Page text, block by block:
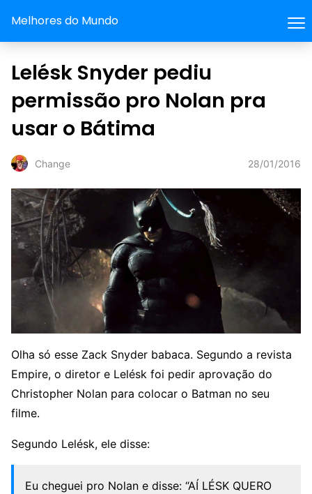
Melhores do Mundo
Lelésk Snyder pediu
permissão pro Nolan pra
usar o Bátima
Change 28/01/2016
Olha só esse Zack Snyder babaca. Segundo a revista
Empire, o diretor e Lelésk foi pedir aprovação do
Christopher Nolan para colocar o Batman no seu
filme.
Segundo Lelésk, ele disse:
Eu cheguei pro Nolan e disse: “AÍ LÉSK QUERO